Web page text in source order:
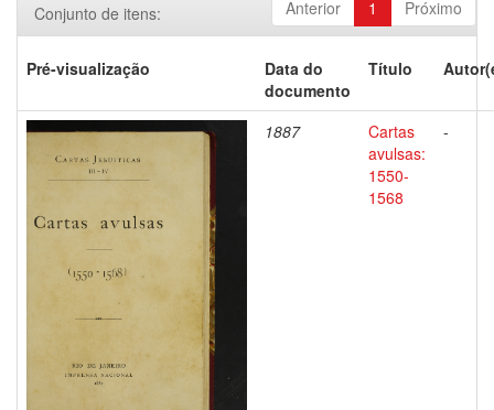
Anterior 1 Próximo
Conjunto de itens:
Pré-visualização
Data do
documento
Título
1887
Cartas
avulsas:
1550-
1568
-